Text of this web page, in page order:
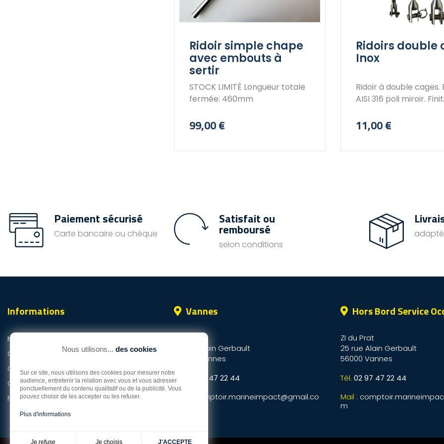
Ridoir simple chape
avec embouts à
sertir
STOCK LIMITÉ Longueur totale
fermée: 460mm
Prix
99,00 €
Ridoirs double
Inox
Ridoir à double cages. En inox
AISI 316 poli miroir. Finition
amplement
pour obtenir une
Prix
11,00 €
Paiement sécurisé
Carte bancaire ou chèque
Satisfait ou
remboursé
selon conditions
Informations
Mentions légales
Qui sommes-nous ?
Conditions de livraison
Conditions générales de vente
Nous contacter
Vannes
ZI du Prat
25 rue Alain Gerbault
56000 Vannes
Tél.
02 97 47 22 44
comptoir.marineimpact@gmail.co
Hors Bord Service
ZI du Prat
25 rue Alain Gerbault
56000 Vannes
Tél. 02 97 47 22 44
Mail :
m
Nous utilisons... des cookies
Sur ce site, nous utilisons des cookies pour mesurer notre
audience, entretenir la relation avec vous et vous adresser
ponctuellement du contenu qualitatif ou de la publicité. Vous
pouvez choisir de les accepter ou les refuser.
Plus d'informations
Je refuse Je choisis J'ACCEPTE